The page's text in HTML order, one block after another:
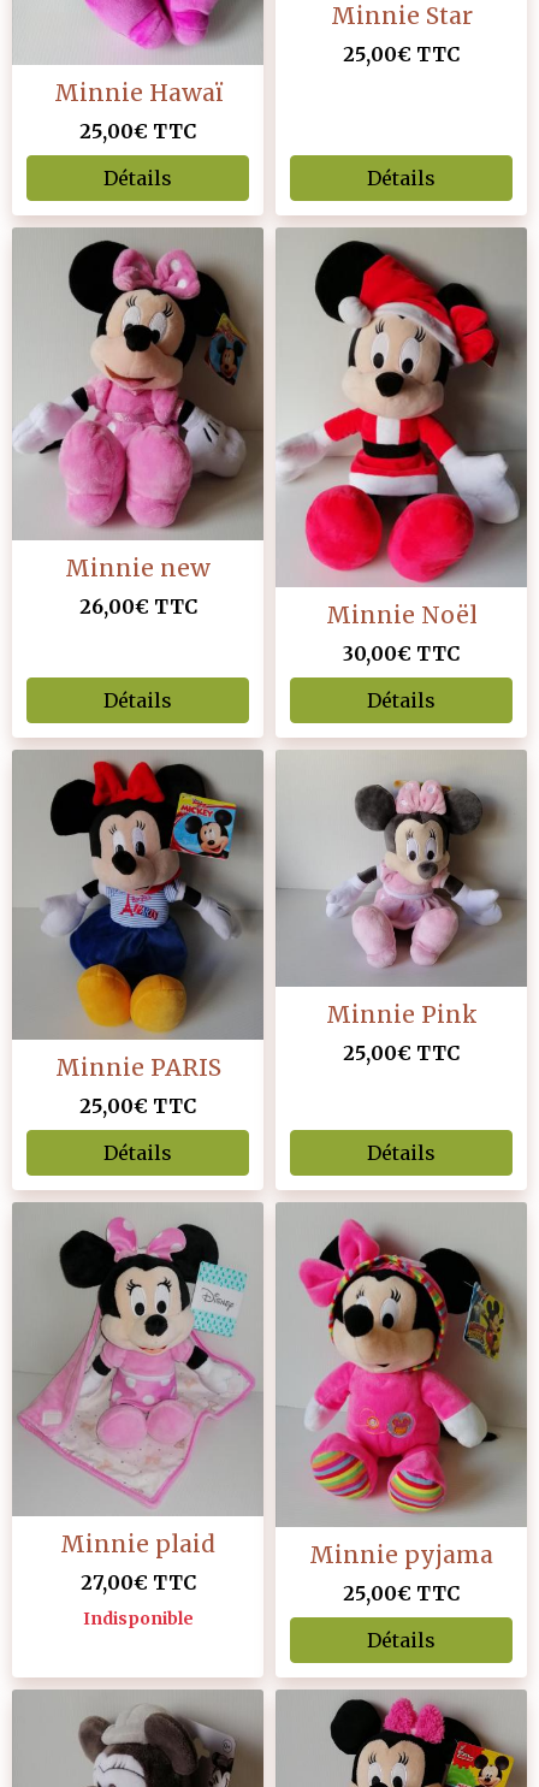
Minnie Hawaï
25,00€ TTC
Détails
Minnie Star
25,00€ TTC
Détails
Minnie new
26,00€ TTC
Détails
Minnie Noël
30,00€ TTC
Détails
Minnie PARIS
25,00€ TTC
Détails
Minnie Pink
25,00€ TTC
Détails
Minnie plaid
27,00€ TTC
Indisponible
Minnie pyjama
25,00€ TTC
Détails